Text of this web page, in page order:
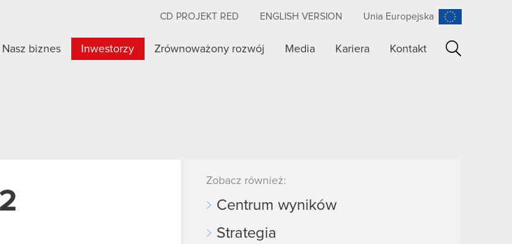
CD PROJEKT RED ENGLISH VERSION Unia Europejska
Nasz biznes Inwestorzy Zrównoważony rozwój Media Kariera Kontakt
Zobacz również:
Centrum wyników
Strategia